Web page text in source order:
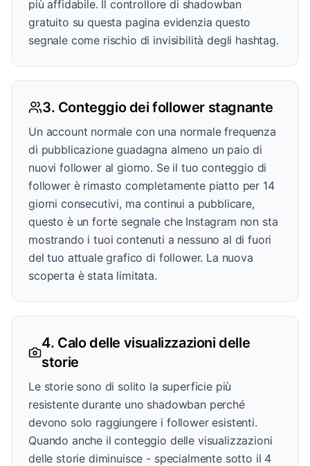
più affidabile. Il controllore di shadowban
gratuito su questa pagina evidenzia questo
segnale come rischio di invisibilità degli hashtag.
3. Conteggio dei follower stagnante
Un account normale con una normale frequenza
di pubblicazione guadagna almeno un paio di
nuovi follower al giorno. Se il tuo conteggio di
follower è rimasto completamente piatto per 14
giorni consecutivi, ma continui a pubblicare,
questo è un forte segnale che Instagram non sta
mostrando i tuoi contenuti a nessuno al di fuori
del tuo attuale grafico di follower. La nuova
scoperta è stata limitata.
4. Calo delle visualizzazioni delle
storie
Le storie sono di solito la superficie più
resistente durante uno shadowban perché
devono solo raggiungere i follower esistenti.
Quando anche il conteggio delle visualizzazioni
delle storie diminuisce - specialmente sotto il 4